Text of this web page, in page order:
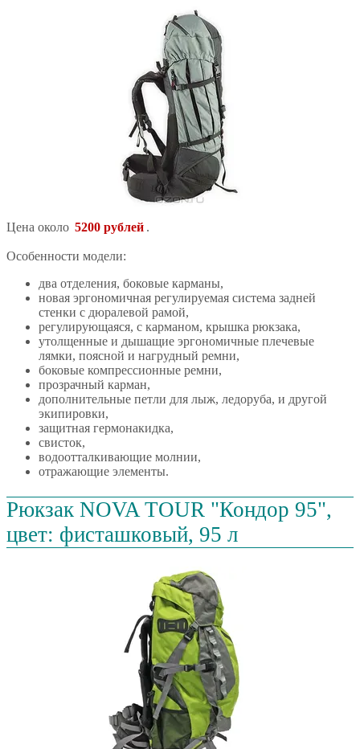
Цена около 5200 рублей .
Особенности модели:
два отделения, боковые карманы,
новая эргономичная регулируемая система задней
стенки с дюралевой рамой,
регулирующаяся, с карманом, крышка рюкзака,
утолщенные и дышащие эргономичные плечевые
лямки, поясной и нагрудный ремни,
боковые компрессионные ремни,
прозрачный карман,
дополнительные петли для лыж, ледоруба, и другой
экипировки,
защитная гермонакидка,
свисток,
водоотталкивающие молнии,
отражающие элементы.
Рюкзак NOVA TOUR "Кондор 95",
цвет: фисташковый, 95 л